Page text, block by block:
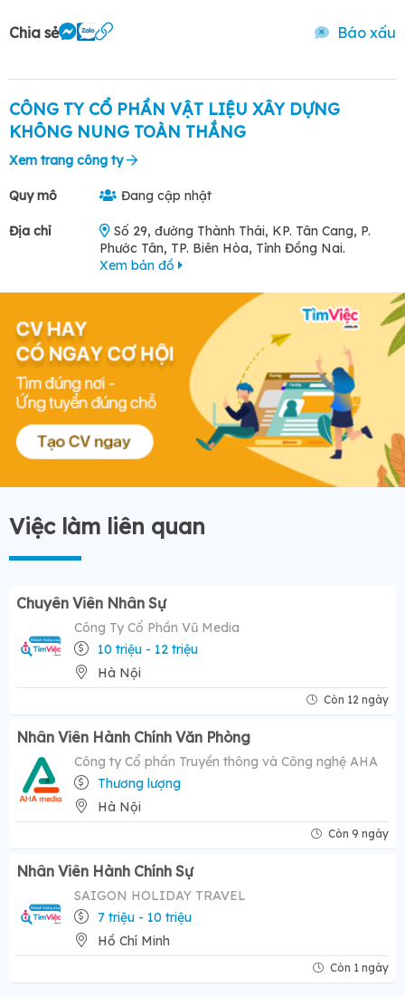
Chia sẻ Báo xấu
CÔNG TY CỔ PHẦN VẬT LIỆU XÂY DỰNG
KHÔNG NUNG TOÀN THẮNG
Xem trang công ty
Quy mô Đang cập nhật
Địa chỉ
Số 29, đường Thành Thái, KP. Tân Cang, P.
Phước Tân, TP. Biên Hòa, Tỉnh Đồng Nai.
Xem bản đồ
Việc làm liên quan
Chuyên Viên Nhân Sự
Công Ty Cổ Phần Vũ Media
10 triệu - 12 triệu
Hà Nội
Còn 12 ngày
Nhân Viên Hành Chính Văn Phòng
Công ty Cổ phần Truyền thông và Công nghệ AHA
Thương lượng
Hà Nội
Còn 9 ngày
Nhân Viên Hành Chính Sự
SAIGON HOLIDAY TRAVEL
7 triệu - 10 triệu
Hồ Chí Minh
Còn 1 ngày